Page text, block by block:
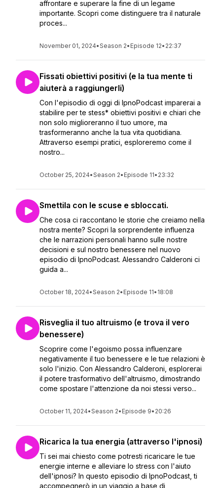
affrontare e superare la fine di un legame
importante. Scopri come distinguere tra il naturale
proces...
November 01, 2024•Season 2• Episode 12• 22:37
Fissati obiettivi positivi (e la tua mente ti
aiuterà a raggiungerli)
Con l'episodio di oggi di IpnoPodcast imparerai a
stabilire per te stess* obiettivi positivi e chiari che
non solo miglioreranno il tuo umore, ma
trasformeranno anche la tua vita quotidiana.
Attraverso esempi pratici, esploreremo come il
nostro...
October 25, 2024•Season 2• Episode 11• 23:32
Smettila con le scuse e sbloccati.
Che cosa ci raccontano le storie che creiamo nella
nostra mente? Scopri la sorprendente influenza
che le narrazioni personali hanno sulle nostre
decisioni e sul nostro benessere nel nuovo
episodio di IpnoPodcast. Alessandro Calderoni ci
guida a...
October 18, 2024•Season 2• Episode 11• 18:08
Risveglia il tuo altruismo (e trova il vero
benessere)
Scoprire come l'egoismo possa influenzare
negativamente il tuo benessere e le tue relazioni è
solo l'inizio. Con Alessandro Calderoni, esplorerai
il potere trasformativo dell'altruismo, dimostrando
come spostare l'attenzione da noi stessi verso...
October 11, 2024•Season 2• Episode 9• 20:26
Ricarica la tua energia (attraverso l'ipnosi)
Ti sei mai chiesto come potresti ricaricare le tue
energie interne e alleviare lo stress con l'aiuto
dell'ipnosi? In questo episodio di IpnoPodcast, ti
accompegnerò in un viaggio a base di